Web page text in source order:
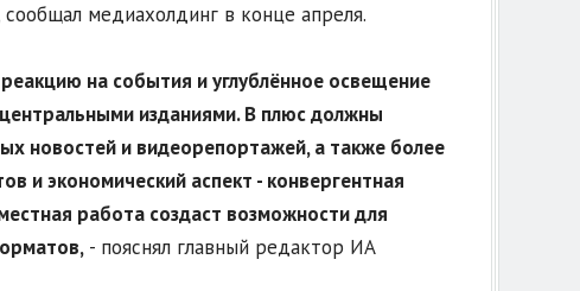
медиахолдинг в конце апреля.
на события и углублённое освещение
изданиями. В плюс должны
новостей и видеорепортажей, а также более
и экономический аспект - конвергентная
работа создаст возможности для
,- пояснял главный редактор ИА